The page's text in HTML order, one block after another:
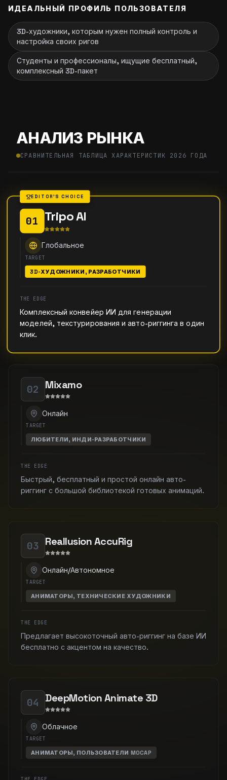
ИДЕАЛЬНЫЙ ПРОФИЛЬ ПОЛЬЗОВАТЕЛЯ
3D-художники, которым нужен полный контроль и
настройка своих ригов
Студенты и профессионалы, ищущие бесплатный,
комплексный 3D-пакет
АНАЛИЗ РЫНКА
СРАВНИТЕЛЬНАЯ ТАБЛИЦА ХАРАКТЕРИСТИК 2026 ГОДА
EDITOR'S CHOICE
01 Tripo AI
Глобальное
TARGET
3D-ХУДОЖНИКИ, РАЗРАБОТЧИКИ
THE EDGE
Комплексный конвейер ИИ для генерации
моделей, текстурирования и авто-риггинга в один
клик.
02 Mixamo
Онлайн
TARGET
ЛЮБИТЕЛИ, ИНДИ-РАЗРАБОТЧИКИ
THE EDGE
Быстрый, бесплатный и простой онлайн авто-
риггинг с большой библиотекой готовых анимаций.
03 Reallusion AccuRig
Онлайн/Автономное
TARGET
АНИМАТОРЫ, ТЕХНИЧЕСКИЕ ХУДОЖНИКИ
THE EDGE
Предлагает высокоточный авто-риггинг на базе ИИ
бесплатно с акцентом на качество.
04 DeepMotion Animate 3D
Облачное
TARGET
АНИМАТОРЫ, ПОЛЬЗОВАТЕЛИ MOCAP